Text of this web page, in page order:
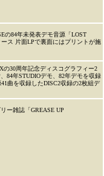
の84年未発表デモ音源「LOST
ス 片面LPで裏面にはプリントが施
の30周年記念ディスコグラフィー2
84年STUDIOデモ、82年デモを収録
曲を収録したDISC2収録の2枚組デ
ー雑誌「GREASE UP